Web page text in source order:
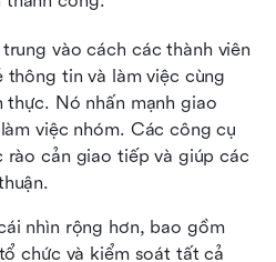
vào cách các thành viên
thông tin và làm việc cùng
thực. Nó nhấn mạnh giao
việc nhóm. Các công cụ
rào cản giao tiếp và giúp các
nhìn rộng hơn, bao gồm
chức và kiểm soát tất cả